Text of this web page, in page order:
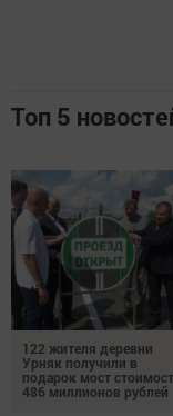
Топ 5
122 жителя деревни
Урняк получили в
подарок мост
486 миллионов рублей